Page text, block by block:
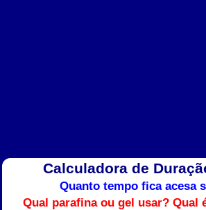
Calculadora de
Quanto tempo fica acesa
Qual parafina ou gel usar?Qual